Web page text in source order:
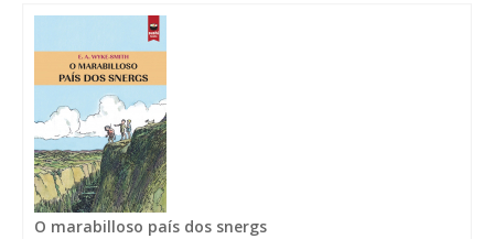
O marabilloso país dos snergs